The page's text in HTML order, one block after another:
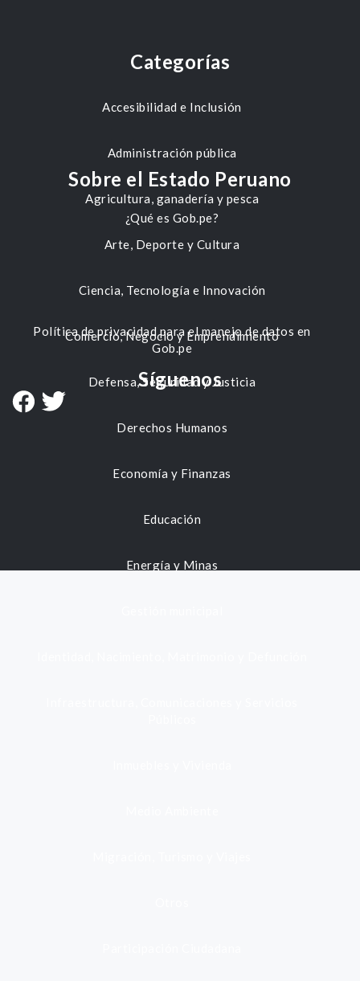
Categorías
Accesibilidad e Inclusión
Administración pública
Agricultura, ganadería y pesca
Arte, Deporte y Cultura
Ciencia, Tecnología e Innovación
Comercio, Negocio y Emprendimiento
Defensa, Seguridad y Justicia
Derechos Humanos
Economía y Finanzas
Educación
Energía y Minas
Sobre el Estado Peruano
¿Qué es Gob.pe?
Política de privacidad para el manejo de datos en
Gob.pe
Síguenos